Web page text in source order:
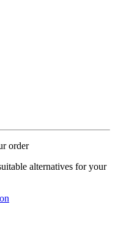
order
alternatives for your